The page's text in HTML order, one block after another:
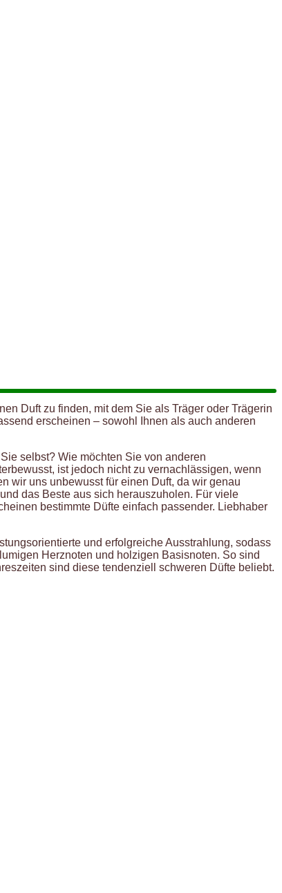
Duft zu finden, mit dem Sie als Träger oder Trägerin
erscheinen – sowohl Ihnen als auch anderen
selbst? Wie möchten Sie von anderen
ist jedoch nicht zu vernachlässigen, wenn
wir uns unbewusst für einen Duft, da wir genau
das Beste aus sich herauszuholen. Für viele
bestimmte Düfte einfach passender. Liebhaber
und erfolgreiche Ausstrahlung, sodass
Herznoten und holzigen Basisnoten. So sind
sind diese tendenziell schweren Düfte beliebt.